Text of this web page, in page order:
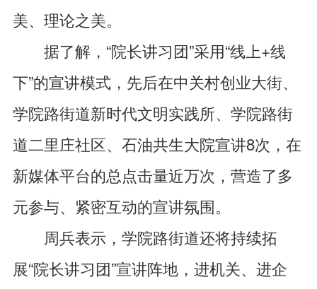
美、理论之美。
据了解，“院长讲习团”采用“线上+线
下”的宣讲模式，先后在中关村创业大街、
学院路街道新时代文明实践所、学院路街
道二里庄社区、石油共生大院宣讲8次，在
新媒体平台的总点击量近万次，营造了多
元参与、紧密互动的宣讲氛围。
周兵表示，学院路街道还将持续拓
展“院长讲习团”宣讲阵地，进机关、进企